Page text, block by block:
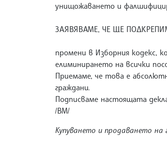
унищожаването и
ЗАЯВЯВАМЕ, ЧЕ ЩЕ
промени в Изборния кодекс,
елиминирането на всички
Приемаме, че това е
граждани.
Подписваме настоящата
/ВМ/
Купуването и продаването на